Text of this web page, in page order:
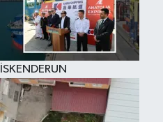
İSKENDERUN